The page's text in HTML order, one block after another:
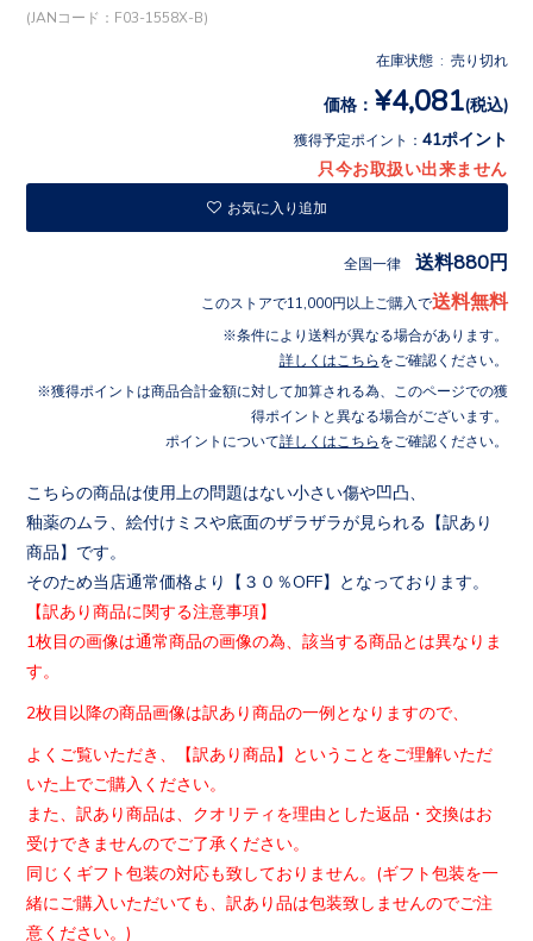
(JANコード：F03-1558X-B)
在庫状態 : 売り切れ
価格： ¥4,081 (税込)
獲得予定ポイント： 41ポイント
只今お取扱い出来ません
お気に入り追加
全国一律 送料880円
このストアで11,000円以上ご購入で送料無料
条件により送料が異なる場合があります。
詳しくはこちら をご確認ください。
獲得ポイントは商品合計金額に対して加算される為、このページでの獲
得ポイントと異なる場合がございます。
ポイントについて詳しくはこちら をご確認ください。
こちらの商品は使用上の問題はない小さい傷や凹凸、
釉薬のムラ、絵付けミスや底面のザラザラが見られる【訳あり
商品 】です。
そのため当店通常価格より【３０％OFF】となっております。
【訳あり商品に関する注意事項】
1枚目の画像は通常商品の画像の為、該当する商品とは異なりま
す
2枚目以降の商品画像は訳あり商品の一例となりますので、
よくご覧いただき、【訳あり商品】ということをご理解いただ
いた 上でご購入ください。
また、訳あり商品は、クオリティを理由とした返品・交換はお
受けできませんのでご了承ください。
同じくギフト包装の対応も致しておりません。(ギフト包装を一
緒にご購入いただいても、 訳あり品は包装致しませんのでご注
意ください。)